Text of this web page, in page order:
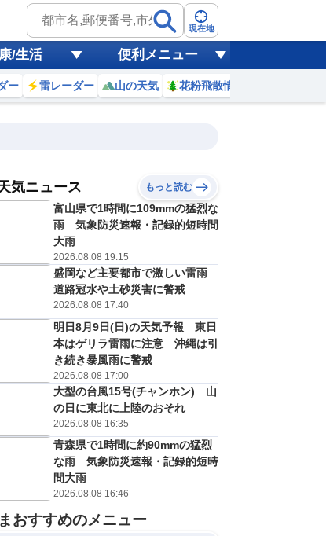
現在地
/生活 便利メニュー
ー 雷レーダー 山の天気 花粉飛散情報
21
(金)
E
30℃
22
40 %
22
(土)
C
28℃
22
60%
予報の
信頼度
B
C
D
？
気ニュース もっと読む
富山県で1時間に109mmの猛烈な
雨 気象防災速報・記録的短時間
大雨
2026.08.08 19:15
盛岡など主要都市で激しい雷雨
道路冠水や土砂災害に警戒
2026.08.08 17:40
明日8月9日(日)の天気予報 東日
本はゲリラ雷雨に注意 沖縄は引
き続き暴風雨に警戒
2026.08.08 17:00
大型の台風15号(チャンホン) 山
の日に東北に上陸のおそれ
2026.08.08 16:35
青森県で1時間に約90mmの猛烈
な雨 気象防災速報・記録的短時
間大雨
2026.08.08 16:46
おすすめのメニュー